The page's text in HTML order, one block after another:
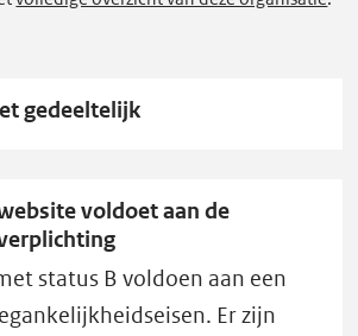
gedeeltelijk
voldoet aan de
status B voldoen aan een
Er zijn